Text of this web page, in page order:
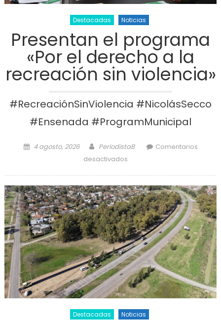
Destacadas Noticias
Presentan el programa
«Por el derecho a la
recreación sin violencia»
#RecreaciónSinViolencia #NicolásSecco
#Ensenada #ProgramMunicipal
Posted on
4 agosto, 2026 Author
PeriodistaB
Comentarios
desactivados
Destacadas Noticias